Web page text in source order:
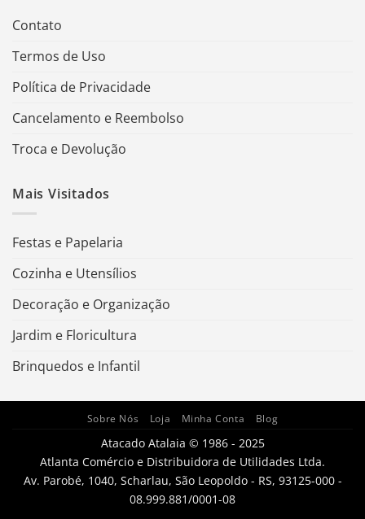
Contato
Termos de Uso
Política de Privacidade
Cancelamento e Reembolso
Troca e Devolução
Mais Visitados
Festas e Papelaria
Cozinha e Utensílios
Decoração e Organização
Jardim e Floricultura
Brinquedos e Infantil
Sobre Nós Loja Minha Conta Blog
Atacado Atalaia © 1986 - 2025
Atlanta Comércio e Distribuidora de Utilidades Ltda.
Av. Parobé, 1040, Scharlau, São Leopoldo - RS, 93125-000 -
08.999.881/0001-08